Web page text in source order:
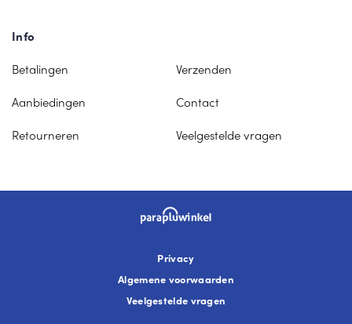
Info
Betalingen
Verzenden
Aanbiedingen
Contact
Retourneren
Veelgestelde vragen
Privacy
Algemene voorwaarden
Veelgestelde vragen